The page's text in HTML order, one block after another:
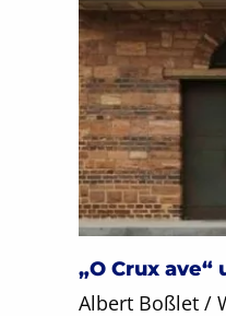
„O Crux
Albert Boßlet /